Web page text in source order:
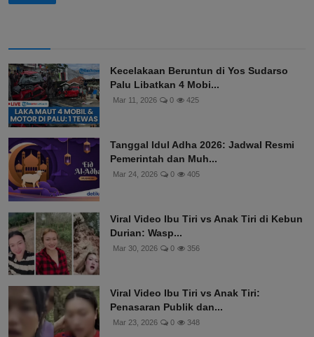
Kecelakaan Beruntun di Yos Sudarso
Palu Libatkan 4 Mobi...
Mar 11, 2026 0 425
Tanggal Idul Adha 2026: Jadwal Resmi
Pemerintah dan Muh...
Mar 24, 2026 0 405
Viral Video Ibu Tiri vs Anak Tiri di Kebun
Durian: Wasp...
Mar 30, 2026 0 356
Viral Video Ibu Tiri vs Anak Tiri:
Penasaran Publik dan...
Mar 23, 2026 0 348